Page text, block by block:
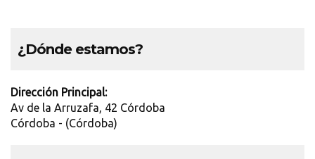
¿Dónde estamos?
Dirección Principal:
Av de la Arruzafa, 42 Córdoba
Córdoba - (Córdoba)